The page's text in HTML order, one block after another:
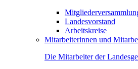
Landesvorstand
Arbeitskreise
Mitarbeiterinnen und
Die Mitarbeiter der